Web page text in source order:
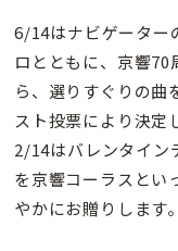
6/14はナビゲーター
ロとともに、京響
ら、選りすぐりの曲
スト投票により決定
2/14はバレンタイン
を京響コーラスとい
やかにお贈りします。